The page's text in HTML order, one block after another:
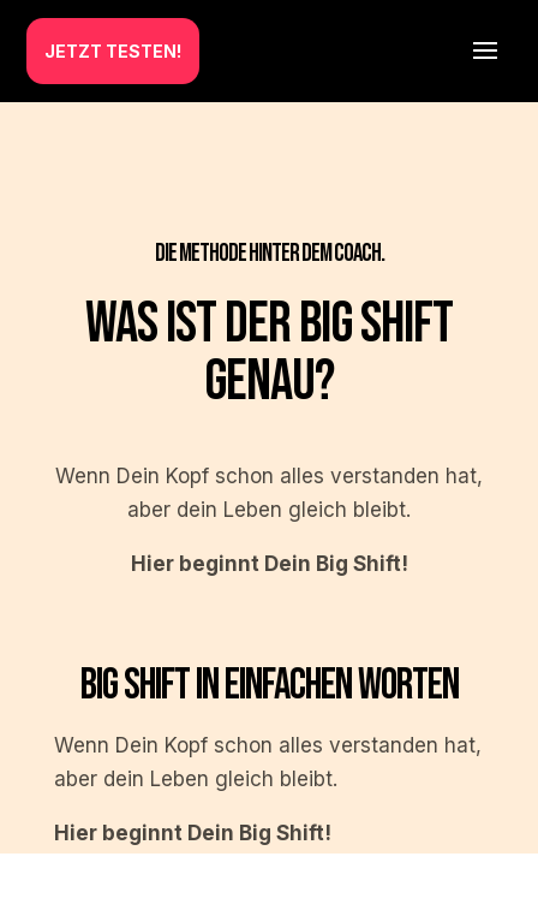
JETZT TESTEN!
DIE METHODE HINTER DEM COACH.
Was ist der Big Shift
genau?
Wenn Dein Kopf schon alles verstanden hat,
aber dein Leben gleich bleibt.
Hier beginnt Dein Big Shift!
BIG SHIFT IN EINFACHEN WORTEN
Wenn Dein Kopf schon alles verstanden hat,
aber dein Leben gleich bleibt.
Hier beginnt Dein Big Shift!